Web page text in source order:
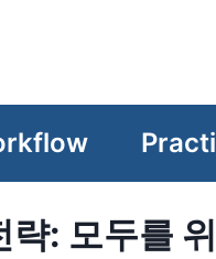
: 모두를